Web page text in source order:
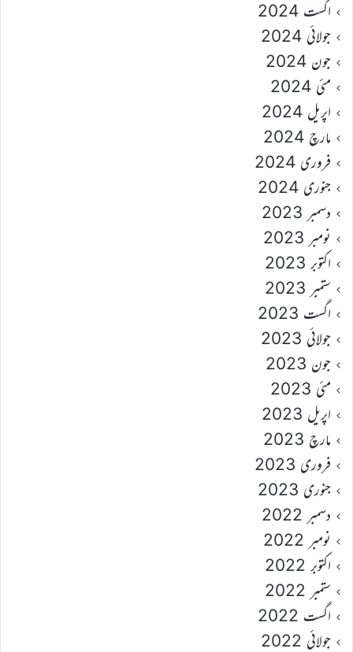
اگست 2024
جولائی 2024
جون 2024
مئی 2024
اپریل 2024
مارچ 2024
فروری 2024
جنوری 2024
دسمبر 2023
نومبر 2023
اکتوبر 2023
ستمبر 2023
اگست 2023
جولائی 2023
جون 2023
مئی 2023
اپریل 2023
مارچ 2023
فروری 2023
جنوری 2023
دسمبر 2022
نومبر 2022
اکتوبر 2022
ستمبر 2022
اگست 2022
جولائی 2022